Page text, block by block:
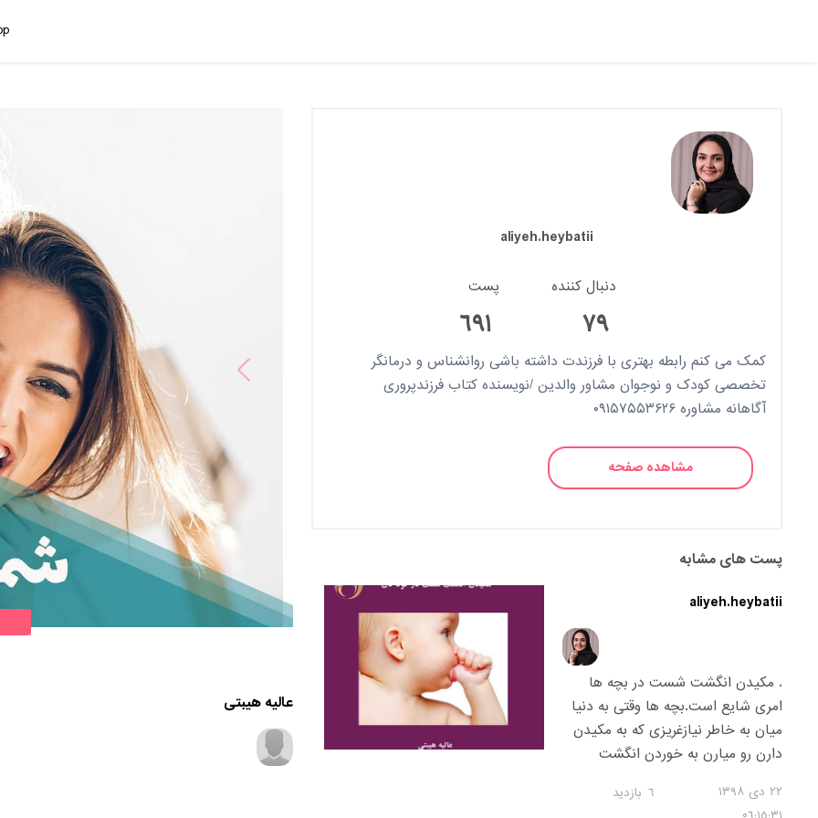
aliyeh.heybatii
دنبال کننده
٧٩
پست
٦٩١
کمک می کنم رابطه بهتری با فرزندت داشته باشی روانشناس و درمانگر
تخصصی کودک و نوجوان مشاور والدین /نویسنده کتاب فرزندپروری
آگاهانه مشاوره ۰۹۱۵۷۵۵۳۶۲۶
مشاهده صفحه
پست های مشابه
aliyeh.heybatii
. مکیدن انگشت شست در بچه ها
امری شایع است.بچه ها وقتی به دنیا
میان به خاطر نیازغریزی که به مکیدن
دارن رو میارن به خوردن انگشت
منبعی برای رسیدن به آرامش میشه
٢٢ دی ١٣٩٨
٦ بازدید
عالیه هیبتی